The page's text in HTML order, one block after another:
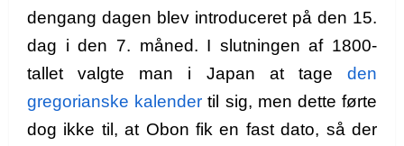
dengang dagen blev introduceret på den 15.
dag i den 7. måned. I slutningen af 1800-
tallet valgte man i Japan at tage den
gregorianske kalender til sig, men dette førte
dog ikke til, at Obon fik en fast dato, så der